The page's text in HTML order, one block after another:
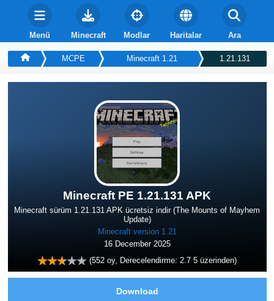
Menü Minecraft Modlar Haritalar Ara
MCPE Minecraft 1.21 1.21.131
Minecraft PE 1.21.131 APK
Minecraft sürüm 1.21.131 APK ücretsiz indir (The Mounts of Mayhem
Update)
Minecraft version 1.21
16 December 2025
(552 oy, Derecelendirme: 2.7 5 üzerinden)
Download